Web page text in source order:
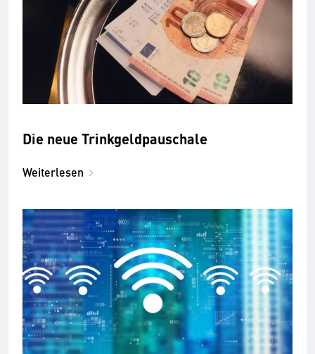
Die neue Trinkgeldpauschale
Weiterlesen